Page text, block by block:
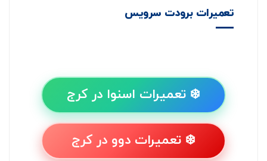
تعمیرات برودت سرویس
❄️ تعمیرات اسنوا در کرج
❄️ تعمیرات دوو در کرج